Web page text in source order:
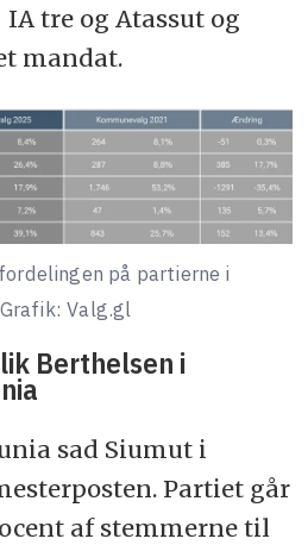
tre og Atassut og
mandat.
på partierne i
Grafik: Valg.gl
Berthelsen i
sad Siumut i
Partiet går
af stemmerne til